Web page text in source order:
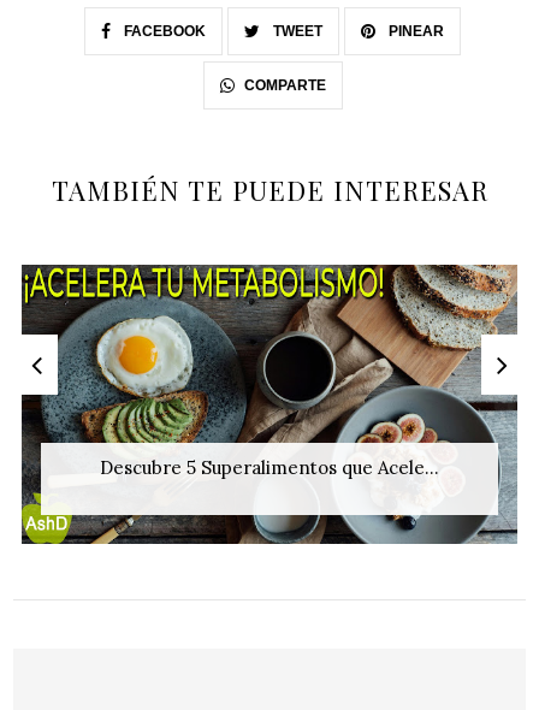
FACEBOOK TWEET PINEAR
COMPARTE
TAMBIÉN TE PUEDE INTERESAR
Descubre 5 Superalimentos que Acele...